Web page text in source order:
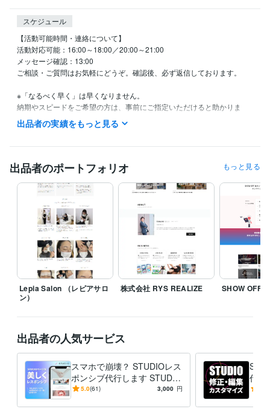
スケジュール
【活動可能時間・連絡について】
活動対応可能：16:00～18:00／20:00～21:00
メッセージ確認：13:00
ご相談・ご質問はお気軽にどうぞ。確認後、必ず返信しております。
※「なるべく早く」は早くなりません。
納期やスピードをご希望の方は、事前にご指定いただけると助かりま
す。
ます。
少し堅く感じる方もいらっしゃるかもしれませんが、信頼性重視の表現
としてご理解ください。
【業務スタンスと自己紹介】
私は**「迷わない構文」をベースに、Webデザインと価値観設計を行っ
ています。**
丁寧に、必要なものだけを見極めて形にするスタイルです。
お急ぎ対応や派手な表現よりも、「納得感」と「整った言葉」を重視し
個人・法人・制作会社さま問わず、構文的思考でサポートします。
「整理してから頼みたい」方も、「何を頼めばいいか分からない」方
【略歴】
文系大卒 → 社会不適応 → 石油ストーブ営業 → 離脱
「売れること」に違和感を感じ、意味のある“選ばれる設計”を探し始める
2019年：独学と職業訓練でデザインを習得
出品者の実績をもっと見る
出品者のポートフォリオ もっと見る
Lepia Salon （レピアサロ
ン）
株式会社 RYS REALIZE SHOW OFF
出品者の人気サービス
スマホで崩壊？ STUDIOレス
ポンシブ代行します STUDIO
サイト、スマホでガタガタ？
5.0(61) 3,000 円
代行
度と